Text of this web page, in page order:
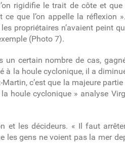
rigidifie le trait de côte et que
que l’on appelle la réflexion
propriétaires n’avaient peint
(Photo 7).
un certain nombre de cas,
à la houle cyclonique, il a
c’est que la majeure partie
houle cyclonique » analyse
et les décideurs. « Il faut
les gens ne voient pas la mer